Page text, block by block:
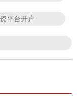
平台开户